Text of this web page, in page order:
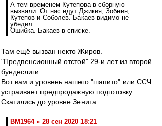
А тем временем Кутепова в сборную
вызвали. От нас едут Джикия, Зобнин,
Кутепов и Соболев. Бакаев видимо не
убедил.
Ошибка. Бакаев в списке.
Там ещё вызван некто Жиров.
"Предпенсионный отстой" 29-и лет из второй
бундеслиги.
Вот вам и уровень нашего "шапито" или ССЧ
устраивает предпродажную подготовку.
Скатились до уровне Зенита.
BM1964 » 28 сен 2020 18:21